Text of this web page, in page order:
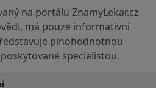
na portálu ZnamyLekar.cz
má pouze informativní
plnohodnotnou
specialistou.